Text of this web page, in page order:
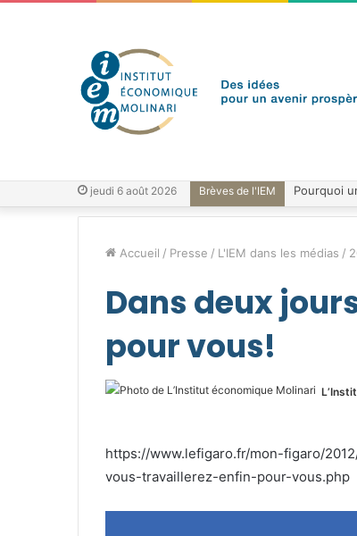
jeudi 6 août 2026 Brèves de l'IEM
Accueil / Presse / L'IEM dans les médias /
Dans deux
pour vous!
https://www.lefigaro.fr/mon-figaro/
vous-travaillerez-enfin-pour-vous.php